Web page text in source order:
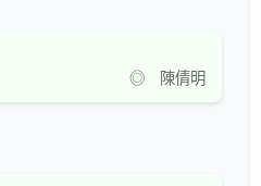
◎ 陳倩明